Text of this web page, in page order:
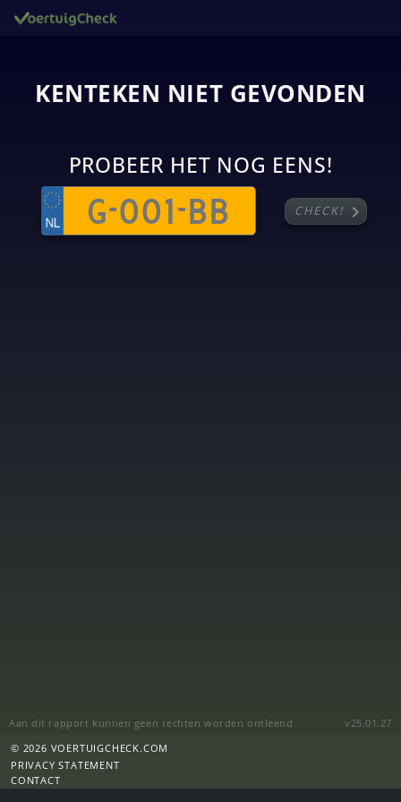
KENTEKEN NIET GEVONDEN
PROBEER HET NOG EENS!
CHECK! chevron_right
Aan dit rapport kunnen geen rechten worden ontleend
v25.01.27
© 2026 VOERTUIGCHECK.COM
PRIVACY STATEMENT
CONTACT